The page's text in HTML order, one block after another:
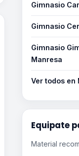
Gimnasio
Gimnasio
Gimnasio
Manresa
Ver todos en
Equipate
Material